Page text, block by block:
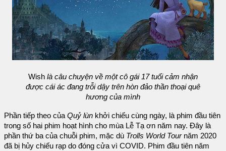
Wish là câu chuyện về một cô gái 17 tuổi cảm nhận
được cái ác đang trỗi dậy trên hòn đảo thần thoại quê
hương của mình
Phần tiếp theo củaQuỷ lùn khởi chiếu cùng ngày, là phim đầu tiên
trong số hai phim hoạt hình cho mùa Lễ Tạ ơn năm nay. Đây là
phần thứ ba của chuỗi phim, mặc dù Trolls World Tournăm 2020
đã bị hủy chiếu rạp do đóng cửa vì COVID. Phim đầu tiên năm